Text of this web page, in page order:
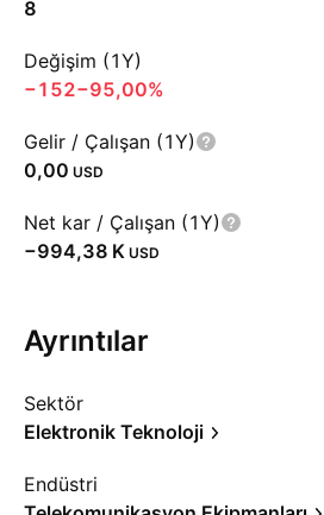
8
Değişim (1Y)
−152−95,00%
Gelir / Çalışan (1Y)
0,00 USD
Net kar / Çalışan (1Y)
‪−994,38 K‬ USD
Ayrıntılar
Sektör
Elektronik Teknoloji
Endüstri